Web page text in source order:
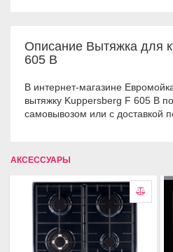
Описание Вытяжка для
605 B
В интернет-магазине
вытяжку Kuppersberg F 605 B
самовывозом или с доставкой
АКСЕССУАРЫ